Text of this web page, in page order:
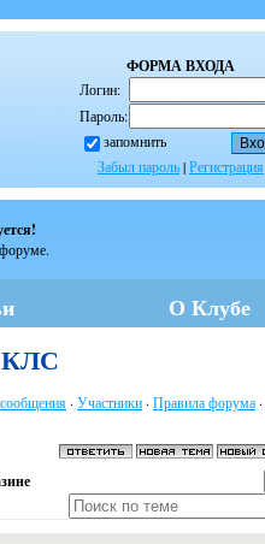
ФОРМА ВХОДА
Логин:
Пароль:
запомнить
Забыл пароль|Регистрация
О Клубе
КЛС
· Участники · Правила форума ·